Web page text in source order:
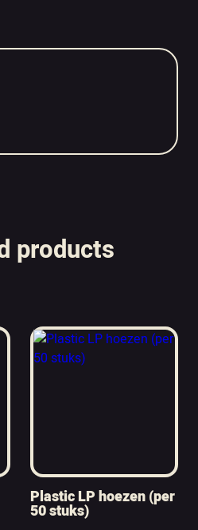
products
Plastic LP hoezen (per
50 stuks)